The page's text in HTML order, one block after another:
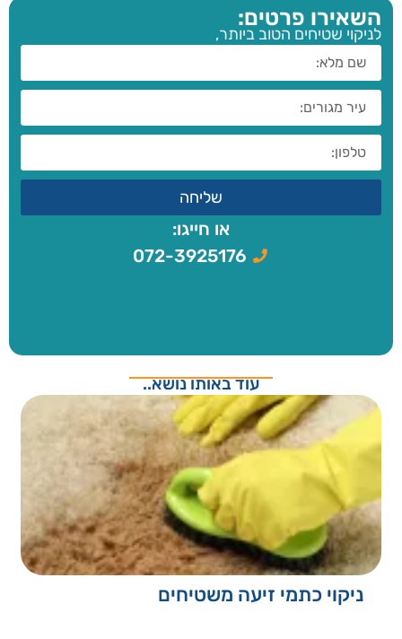
לניקוי שטיחים הטוב ביותר,
השאירו פרטים:
שליחה
או חייגו:
072-3925176
ניקוי כתמי זיעה משטיחים
עוד באותו נושא..